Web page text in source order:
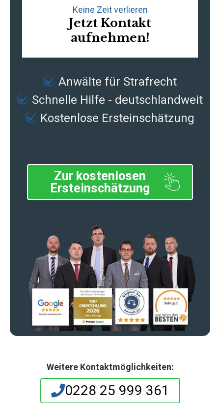
Keine Zeit verlieren
Jetzt Kontakt
aufnehmen!
Anwälte für Strafrecht
Schnelle Hilfe - deutschlandweit
Kostenlose Ersteinschätzung
Zur kostenlosen
Ersteinschätzung
Weitere Kontaktmöglichkeiten:
0228 25 999 361